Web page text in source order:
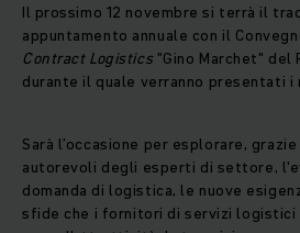
Il prossimo 12 novembre si terrà il
appuntamento annuale con il
Contract Logistics"Gino Marchet" del
durante il quale verranno presentati
Sarà l’occasione per esplorare,
autorevoli degli esperti di settore,
domanda di logistica, le nuove
sfide che i fornitori di servizi